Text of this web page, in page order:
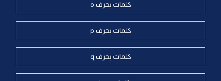
كلمات بحرف o
كلمات بحرف p
كلمات بحرف q